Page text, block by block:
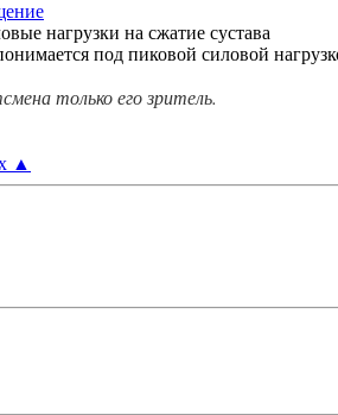
нагрузки на сжатие сустава
под пиковой силовой
только его зритель.
▲